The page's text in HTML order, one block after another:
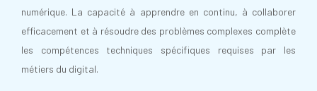
numérique. La capacité à apprendre en continu, à collaborer
efficacement et à résoudre des problèmes complexes complète
les compétences techniques spécifiques requises par les
métiers du digital.